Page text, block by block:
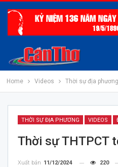
Home Videos Thời sự địa phương
THỜI SỰ ĐỊA PHƯƠNG VIDEOS
Thời sự THTPCT
Xuất bản 11/12/2024 220